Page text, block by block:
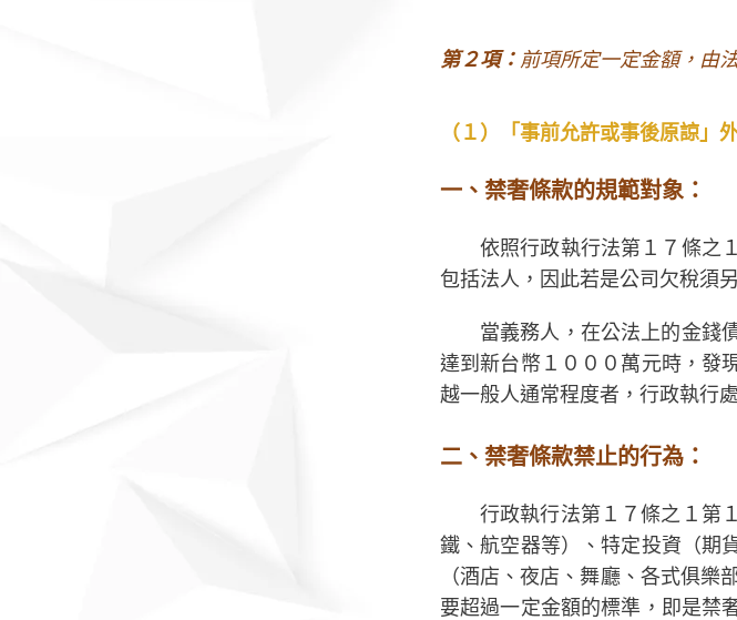
第２項： 前項所定一定金額，由
（１）「事前允許或事後原諒」
一、禁奢條款的規範對象：
依照行政執行法第１７條之
包括法人，因此若是公司欠稅須
當義務人，在公法上的金錢
達到新台幣１０００萬元時，發
越一般人通常程度者，行政執行
二、禁奢條款禁止的行為：
行政執行法第１７條之１第
鐵、航空器等）、特定投資（期
（酒店、夜店、舞廳、各式俱
要超過一定金額的標準，即是禁